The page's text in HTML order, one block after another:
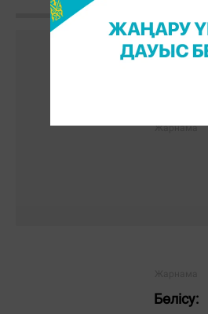
Бөлісу: